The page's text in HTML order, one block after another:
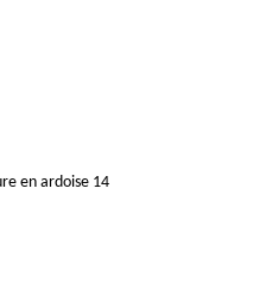
en ardoise 14